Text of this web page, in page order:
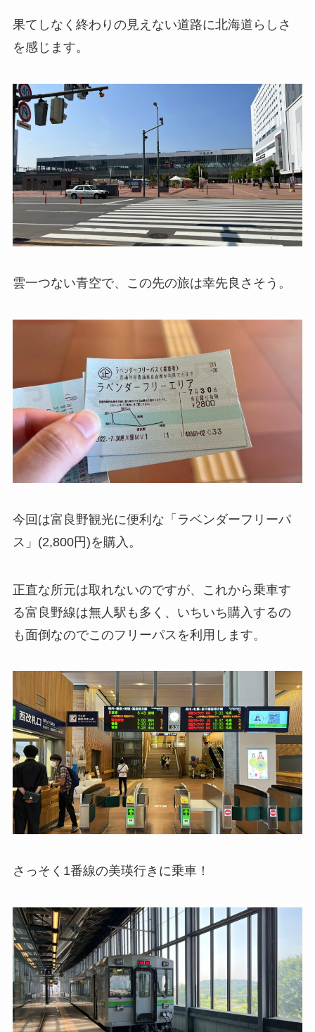
果てしなく終わりの見えない道路に北海道らしさ
を感じます。
雲一つない青空で、この先の旅は幸先良さそう。
今回は富良野観光に便利な「ラベンダーフリーパ
ス」(2,800円)を購入。
正直な所元は取れないのですが、これから乗車す
る富良野線は無人駅も多く、いちいち購入するの
も面倒なのでこのフリーパスを利用します。
さっそく1番線の美瑛行きに乗車！